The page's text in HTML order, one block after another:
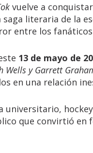
vuelve a
saga literaria de la
entre los
13 de mayo de
Wells y Garrett
en una relación
universitario,
que convirtió en